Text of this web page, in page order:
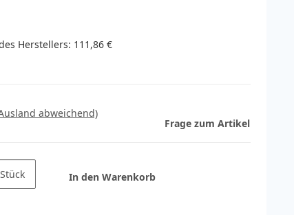
Herstellers: 111,86 €
abweichend)
Frage zum Artikel
Stück In den Warenkorb